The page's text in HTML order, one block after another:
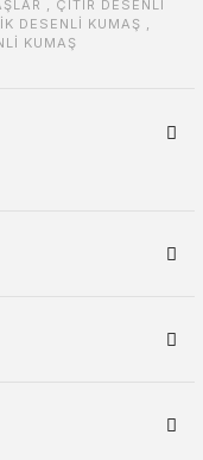
, ÇITIR DESENLİ
DESENLİ KUMAŞ ,
KUMAŞ